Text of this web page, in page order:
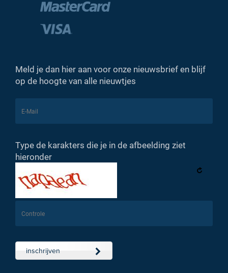
Meld je dan hier aan voor onze nieuwsbrief en blijf
op de hoogte van alle nieuwtjes
Type de karakters die je in de afbeelding ziet
hieronder
inschrijven